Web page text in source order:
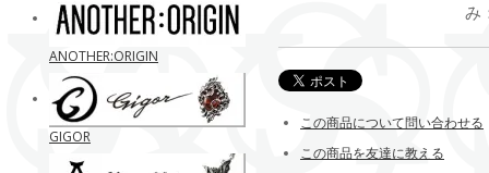
み
この商品について問い合わせる
この商品を友達に教える
ANOTHER:ORIGIN
GIGOR